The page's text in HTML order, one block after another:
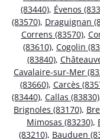
(83440), Évenos
(83570), Draguignan
Correns (83570),
(83610), Cogolin
(83840),
Cavalaire-sur-Mer
(83660), Carcès
(83440), Callas (83830)
Brignoles (83170),
Mimosas (83230),
(83210), Bauduen